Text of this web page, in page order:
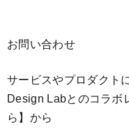
お問い合わせ
サービスやプロダクト
Design Labとのコラボ
ら】 から